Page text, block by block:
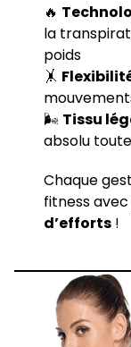
🔥
la
poids
🤸
🌬 Tissu
absolu
Chaque
fitness avec
d’efforts !